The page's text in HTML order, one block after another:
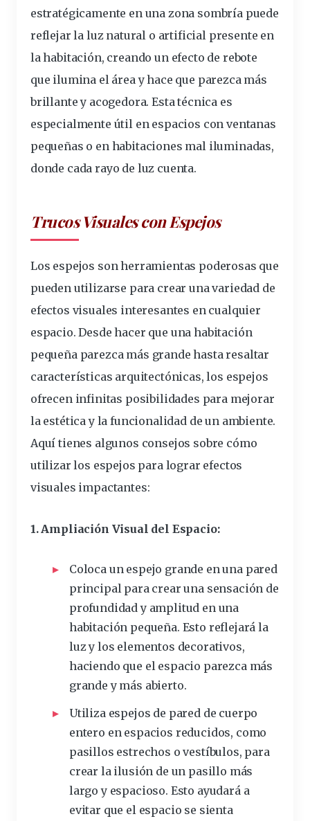
estratégicamente en una zona sombría puede
reflejar la luz natural o artificial presente en
la habitación, creando un efecto de rebote
que ilumina el área y hace que parezca más
brillante y acogedora. Esta técnica es
especialmente útil en espacios con ventanas
pequeñas o en habitaciones mal iluminadas,
donde cada rayo de luz cuenta.
Trucos Visuales con Espejos
Los espejos son herramientas poderosas que
pueden utilizarse para crear una variedad de
efectos visuales interesantes en cualquier
espacio. Desde hacer que una habitación
pequeña parezca más grande hasta resaltar
características arquitectónicas, los espejos
ofrecen infinitas posibilidades para mejorar
la estética y la funcionalidad de un ambiente.
Aquí tienes algunos consejos sobre cómo
utilizar los espejos para lograr efectos
visuales impactantes:
1. Ampliación Visual del Espacio:
Coloca un espejo grande en una pared
principal para crear una sensación de
profundidad y amplitud en una
habitación pequeña. Esto reflejará la
luz y los elementos decorativos,
haciendo que el espacio parezca más
grande y más abierto.
Utiliza espejos de pared de cuerpo
entero en espacios reducidos, como
pasillos estrechos o vestíbulos, para
crear la ilusión de un pasillo más
largo y espacioso. Esto ayudará a
evitar que el espacio se sienta